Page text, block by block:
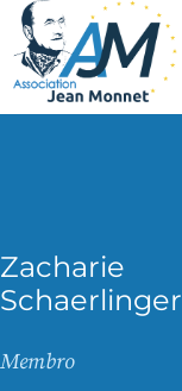
Zacharie
Schaerlinger
Membro